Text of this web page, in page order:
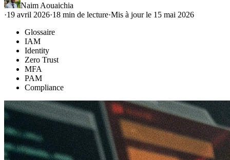
Naim Aouaichia
·19 avril 2026·18 min de lecture·Mis à jour le 15 mai 2026
Glossaire
IAM
Identity
Zero Trust
MFA
PAM
Compliance